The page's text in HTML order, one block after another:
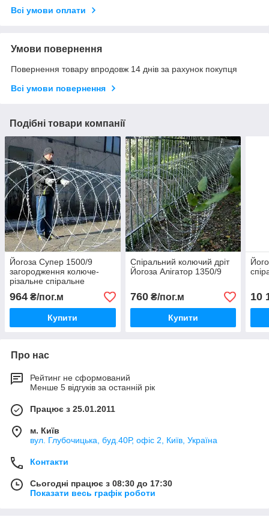
Всі умови оплати
Умови повернення
Повернення товару впродовж 14 днів за рахунок покупця
Всі умови повернення
Подібні товари компанії
Йогоза Супер 1500/9
загородження колюче-
різальне спіральне
964 ₴/пог.м
Купити
Спіральний колючий дріт
Йогоза Алігатор 1350/9
760₴/пог.м
Купити
10
Про нас
Рейтинг не сформований
Менше 5 відгуків за останній рік
Працює з 25.01.2011
м. Київ
вул. Глубочицька, буд.40Р, офіс 2, Київ, Україна
Контакти
Сьогодні працює з 08:30 до 17:30
Показати весь графік роботи